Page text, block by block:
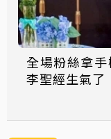
全場粉絲拿手
李聖經生氣了